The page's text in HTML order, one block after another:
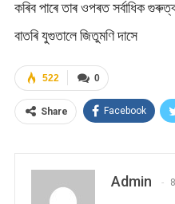
কৰিব পাৰে তাৰ ওপৰত সৰ্বাধিক
বাতৰি যুগুতালে জিতুমণি দাসে
0
522
Share Facebook
Admin